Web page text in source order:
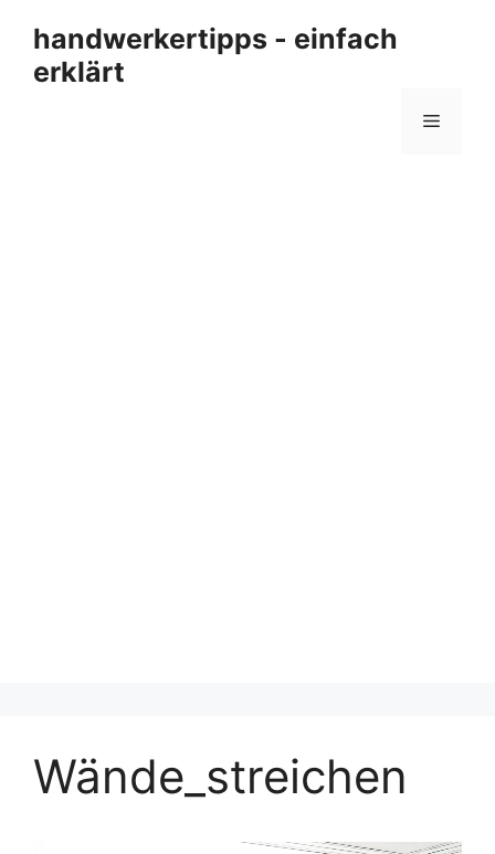
Inhalt
springen
handwerkertipps - einfach
erklärt
Menü
Wände_streichen